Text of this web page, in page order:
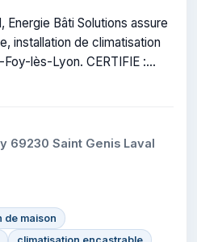
Energie Bâti Solutions assure
installation de climatisation
lès-Lyon. CERTIFIE :
savoir-faire de l'entreprise.
69230 Saint Genis Laval
de maison